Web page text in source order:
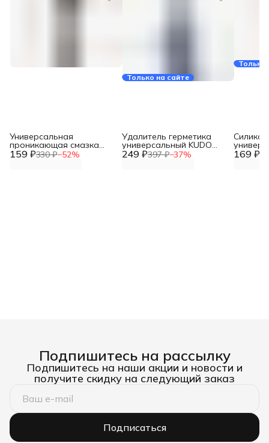
159 ₽330 ₽−52%
Универсальная
проникающая смазка
KUDO 210 мл новинка KU-
Только на сайте
249 ₽397 ₽−37%
Удалитель герметика
универсальный KUDO
KRS-920
Только
169 ₽
KUDO
Подпишитесь на рассылку
Подпишитесь на наши акции и новости и
получите скидку на следующий заказ
Подписаться